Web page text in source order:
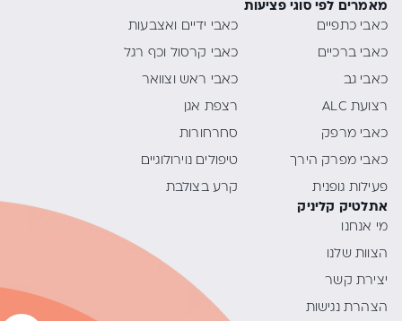
מאמרים לפי סוגי פציעות
כאבי כתפיים
כאבי ברכיים
כאבי גב
רצועת ALC
כאבי מרפק
כאבי מפרק הירך
פעילות גופנית
כאבי ידיים ואצבעות
כאבי קרסול וכף רגל
כאבי ראש וצוואר
רצפת אגן
סחרחורות
טיפולים נוירולוגיים
קרע בצולבת
אתלטיק קליניק
מי אנחנו
הצוות שלנו
יצירת קשר
הצהרת נגישות